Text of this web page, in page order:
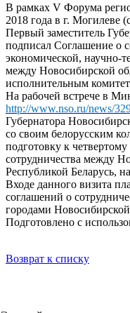
В рамках V Форума
2018 года в г. Могилеве
Первый заместитель
подписал Соглашение о
экономической, научно-
между Новосибирской
исполнительным
На рабочей встрече в
http://www.nso.ru/news/
Губернатора
со своим белорусским
подготовку к
сотрудничества между
Республикой Беларусь,
Входе данного визита
соглашений о
городами
Подготовлено с
Возврат к списку